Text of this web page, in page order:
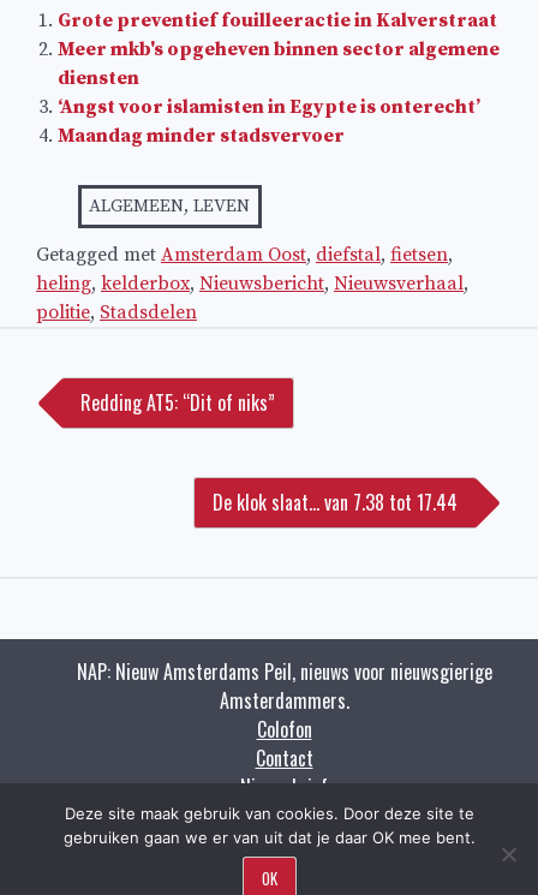
Grote preventief fouilleeractie in Kalverstraat
Meer mkb's opgeheven binnen sector algemene
diensten
‘Angst voor islamisten in Egypte is onterecht’
Maandag minder stadsvervoer
ALGEMEEN,LEVEN
Getagged met Amsterdam Oost, diefstal, fietsen,
heling, kelderbox, Nieuwsbericht, Nieuwsverhaal,
politie, Stadsdelen
navigatie
Redding AT5: “Dit of niks”
De klok slaat… van 7.38 tot 17.44
NAP: Nieuw Amsterdams Peil, nieuws voor nieuwsgierige
Amsterdammers.
Colofon
Contact
Nieuwsbrief
Zoeken
Copyright napnieuws.nl 2009 - 2021.
Deze site maak gebruik van cookies. Door deze site te
gebruiken gaan we er van uit dat je daar OK mee bent.
OK